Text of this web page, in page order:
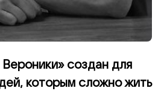
создан для
которым сложно жить